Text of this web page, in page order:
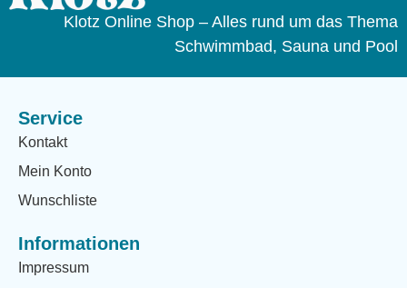
Klotz Online Shop – Alles rund um das Thema
Schwimmbad, Sauna und Pool
Service
Kontakt
Mein Konto
Wunschliste
Informationen
Impressum